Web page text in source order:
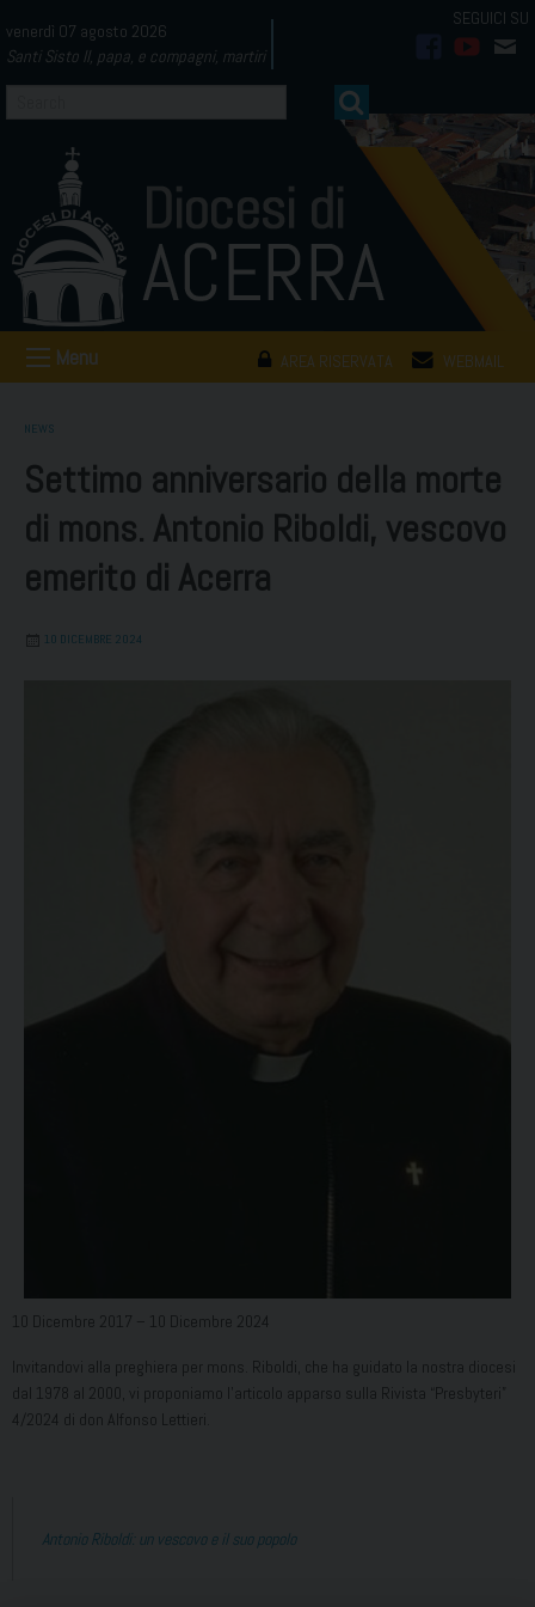
to
content
venerdì 07 agosto 2026
Santi Sisto II, papa, e compagni, martiri
AREA RISERVATA WEBMAIL
Menu
NEWS
Settimo anniversario della morte
di mons. Antonio Riboldi, vescovo
emerito di Acerra
10 DICEMBRE 2024
10 Dicembre 2017 – 10 Dicembre 2024
Invitandovi alla preghiera per mons. Riboldi, che ha guidato la nostra diocesi
dal 1978 al 2000, vi proponiamo l’articolo apparso sulla Rivista “Presbyteri”
4/2024 di don Alfonso Lettieri.
Antonio Riboldi: un vescovo e il suo popolo